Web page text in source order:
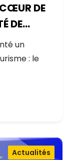
CŒUR DE
DE
un
: le
Actualités